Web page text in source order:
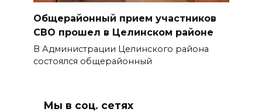
Общерайонный прием участников
СВО прошел в Целинском районе
В Администрации Целинского района
состоялся общерайонный
Мы в соц. сетях